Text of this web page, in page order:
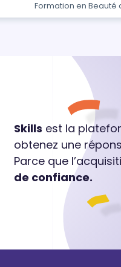
Formation en Beauté
Skills est la
obtenez une
Parce que
de confiance.